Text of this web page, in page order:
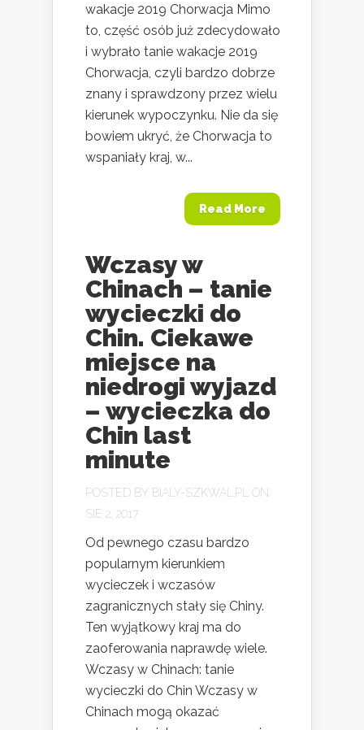
wakacje 2019 Chorwacja Mimo
to, część osób już zdecydowało
i wybrało tanie wakacje 2019
Chorwacja, czyli bardzo dobrze
znany i sprawdzony przez wielu
kierunek wypoczynku. Nie da się
bowiem ukryć, że Chorwacja to
wspaniały kraj, w...
Read More
Wczasy w
Chinach – tanie
wycieczki do
Chin. Ciekawe
miejsce na
niedrogi wyjazd
– wycieczka do
Chin last
minute
POSTED BY BIALY-SZKWAL.PL
ON
SIE 2, 2017
Od pewnego czasu bardzo
popularnym kierunkiem
wycieczek i wczasów
zagranicznych stały się Chiny.
Ten wyjątkowy kraj ma do
zaoferowania naprawdę wiele.
Wczasy w Chinach: tanie
wycieczki do Chin Wczasy w
Chinach mogą okazać